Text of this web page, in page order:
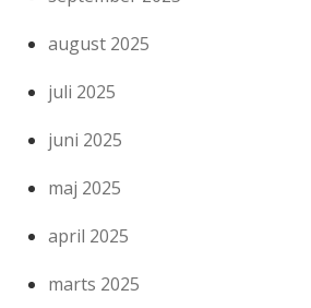
august 2025
juli 2025
juni 2025
maj 2025
april 2025
marts 2025